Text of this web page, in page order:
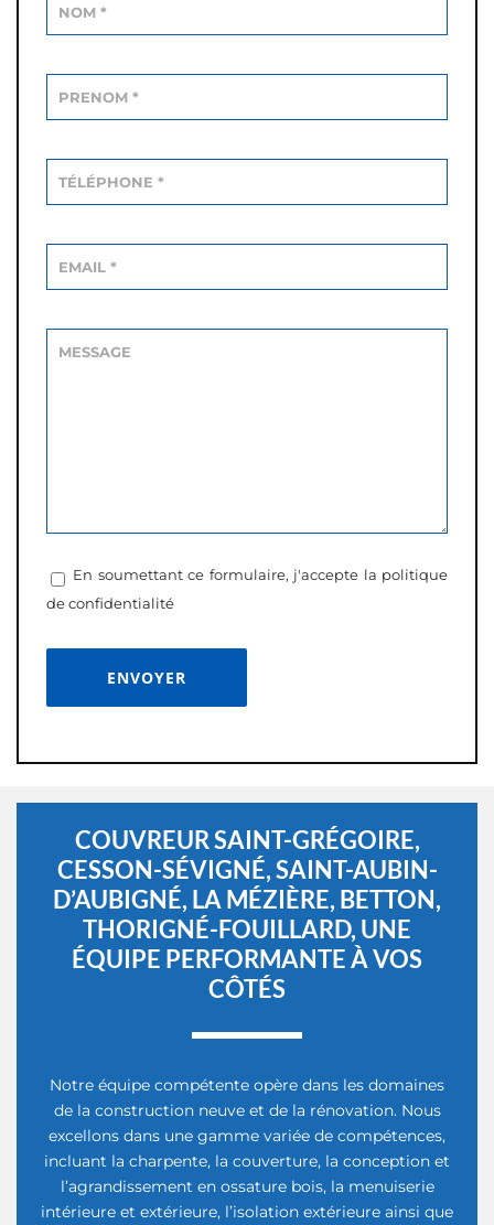
En soumettant ce formulaire, j'accepte la politique
de confidentialité
COUVREUR SAINT-GRÉGOIRE,
CESSON-SÉVIGNÉ, SAINT-AUBIN-
D’AUBIGNÉ, LA MÉZIÈRE, BETTON,
THORIGNÉ-FOUILLARD, UNE
ÉQUIPE PERFORMANTE À VOS
CÔTÉS
Notre équipe compétente opère dans les domaines
de la construction neuve et de la rénovation. Nous
excellons dans une gamme variée de compétences,
incluant la charpente, la couverture, la conception et
l’agrandissement en ossature bois, la menuiserie
intérieure et extérieure, l’isolation extérieure ainsi que